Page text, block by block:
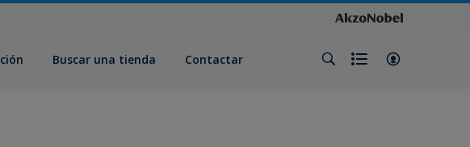
Buscar una tienda Contactar